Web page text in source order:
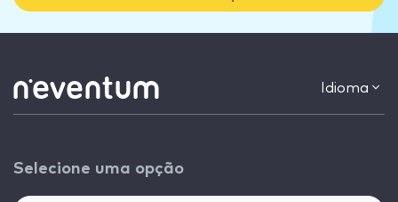
Idioma
Selecione uma opção